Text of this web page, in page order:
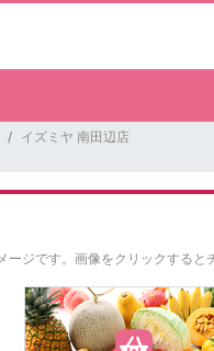
イズミヤ 南田辺店
ージです。 画像をクリックすると